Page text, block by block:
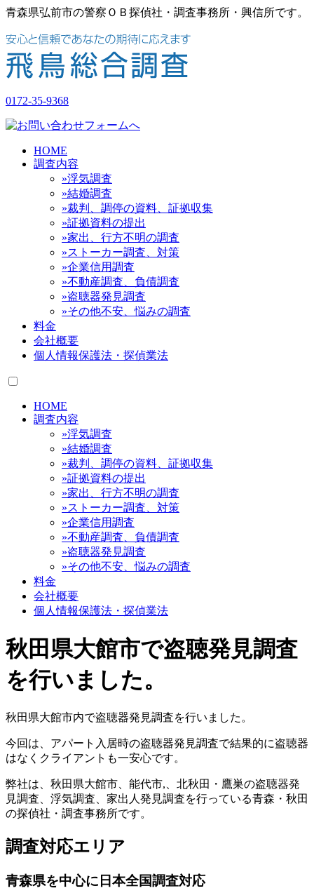
青森県弘前市の警察ＯＢ探偵社・調査事務所・興信所です。
0172-35-9368
HOME
調査内容
»浮気調査
»結婚調査
»裁判、調停の資料、証拠収集
»証拠資料の提出
»家出、行方不明の調査
»ストーカー調査、対策
»企業信用調査
»不動産調査、負債調査
»盗聴器発見調査
»その他不安、悩みの調査
料金
会社概要
個人情報保護法・探偵業法
HOME
調査内容
»浮気調査
»結婚調査
»裁判、調停の資料、証拠収集
»証拠資料の提出
»家出、行方不明の調査
»ストーカー調査、対策
»企業信用調査
»不動産調査、負債調査
»盗聴器発見調査
»その他不安、悩みの調査
料金
会社概要
個人情報保護法・探偵業法
秋田県大館市で盗聴発見調査
を行いました。
秋田県大館市内で盗聴器発見調査を行いました。
今回は、アパート入居時の盗聴器発見調査で結果的に盗聴器
はなくクライアントも一安心です。
弊社は、秋田県大館市、能代市,、北秋田・鷹巣の盗聴器発
見調査、浮気調査、家出人発見調査を行っている青森・秋田
の探偵社・調査事務所です。
調査対応エリア
青森県を中心に日本全国調査対応